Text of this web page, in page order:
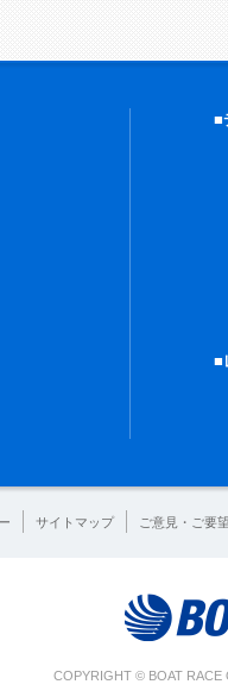
■
■
サイトマップ ご意見・ご要望
COPYRIGHT © BOAT RACE